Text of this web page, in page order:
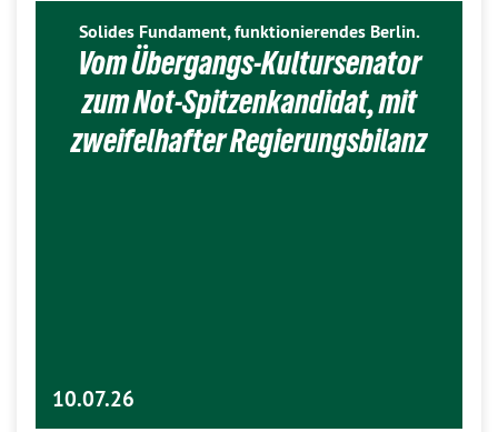
Solides Fundament, funktionierendes Berlin.
Vom Übergangs-Kultursenator
zum Not-Spitzenkandidat, mit
zweifelhafter Regierungsbilanz
10.07.26